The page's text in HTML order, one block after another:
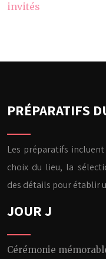
invités
PRÉPARATIFS
Les préparatifs
choix du lieu, la
des détails pour établir
JOUR J
Cérémonie